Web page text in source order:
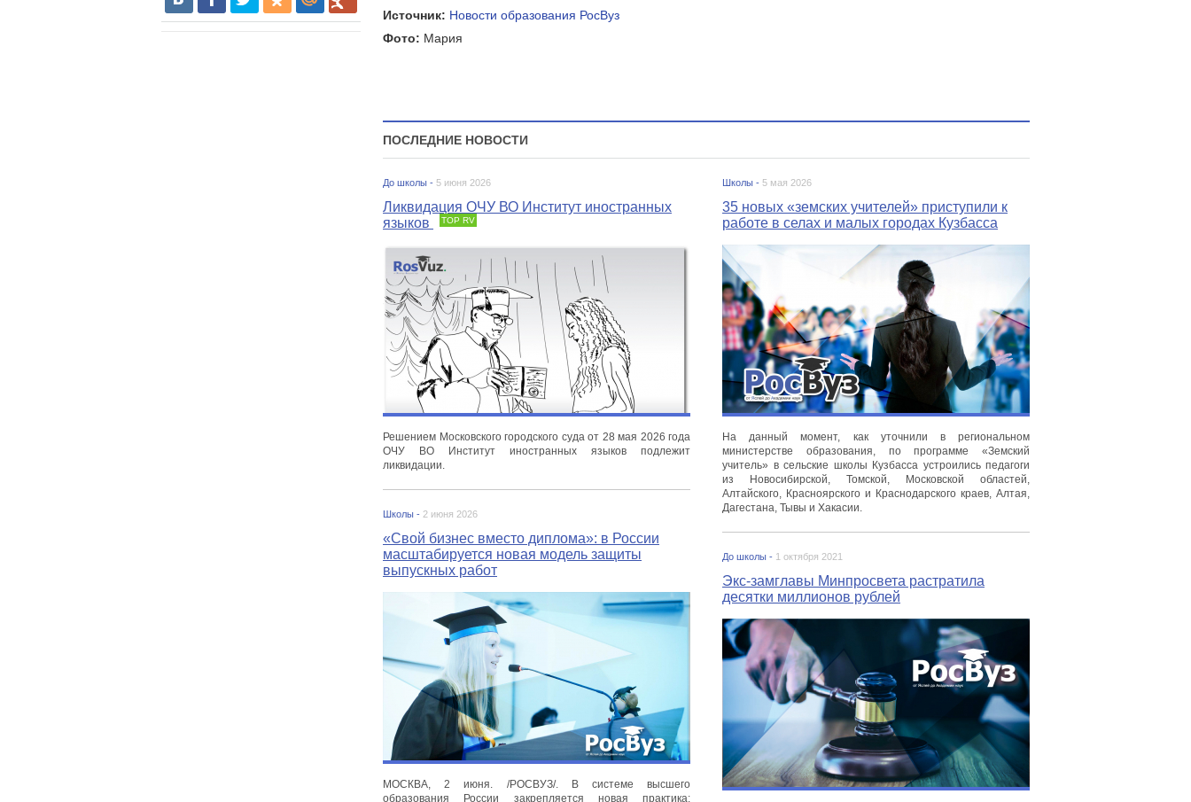
Источник: Новости образования РосВуз
Фото: Мария
ПОСЛЕДНИЕ НОВОСТИ
До школы - 5 июня 2026
Ликвидация ОЧУ ВО Институт иностранных
языков
TOP RV
Решением Московского городского суда от 28 мая 2026 года
ОЧУ ВО Институт иностранных языков подлежит
ликвидации.
Школы - 2 июня 2026
«Свой бизнес вместо диплома»: в России
масштабируется новая модель защиты
выпускных работ
МОСКВА, 2 июня. /РОСВУЗ/. В системе высшего
образования России закрепляется новая практика:
Школы - 5 мая 2026
35 новых «земских учителей» приступили к
работе в селах и малых городах Кузбасса
На данный момент, как уточнили в региональном
министерстве образования, по программе «Земский
учитель» в сельские школы Кузбасса устроились педагоги
из Новосибирской, Томской, Московской областей,
Алтайского, Красноярского и Краснодарского краев, Алтая,
Дагестана, Тывы и Хакасии.
До школы - 1 октября 2021
Экс-замглавы Минпросвета растратила
десятки миллионов рублей